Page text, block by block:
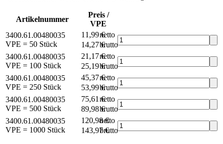
Artikelnummer
Preis /
VPE
3400.61.00480035
VPE = 50 Stück
11,99 €netto
14,27 €brutto*
3400.61.00480035
VPE = 100 Stück
21,17 €netto
25,19 €brutto*
3400.61.00480035
VPE = 250 Stück
45,37 €netto
53,99 €brutto*
3400.61.00480035
VPE = 500 Stück
75,61 €netto
89,98 €brutto*
3400.61.00480035
VPE = 1000 Stück
120,98 €
netto
143,97 €brutto*